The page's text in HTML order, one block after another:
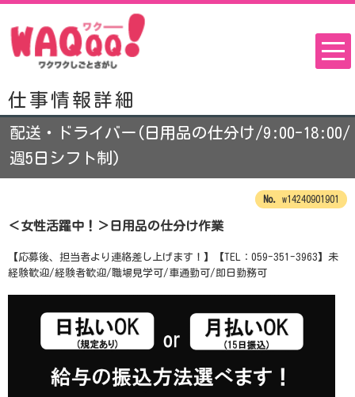
仕事情報詳細
配送・ドライバー(日用品の仕分け/9:00-18:00/
週5日シフト制)
w14240901901
＜女性活躍中！＞日用品の仕分け作業
【応募後、担当者より連絡差し上げます！】【TEL：059-351-3963】未
経験歓迎/経験者歓迎/職場見学可/車通勤可/即日勤務可